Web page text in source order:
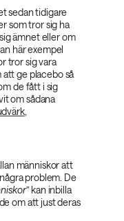
sedan tidigare
som tror sig ha
ämnet eller om
här exempel
tror sig vara
ge placebo så
de fått i sig
om sådana
,
människor att
problem. De
kan inbilla
om att just deras